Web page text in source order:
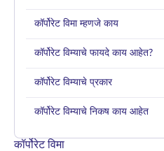
कॉर्पोरेट विमा म्हणजे काय
कॉर्पोरेट विम्याचे फायदे काय आहेत?
कॉर्पोरेट विम्याचे प्रकार
कॉर्पोरेट विम्याचे निकष काय आहेत
कॉर्पोरेट विमा